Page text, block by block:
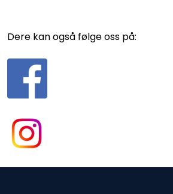
Dere kan også følge oss på: